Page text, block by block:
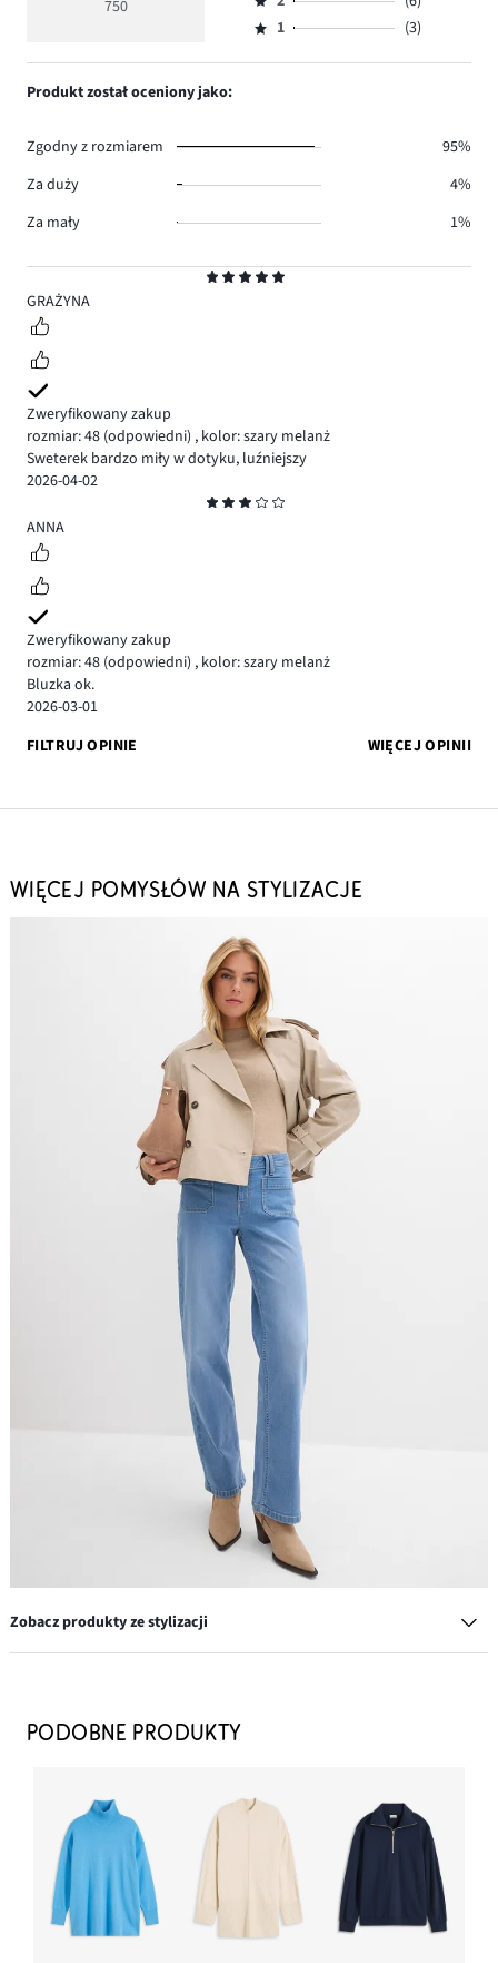
5
GRAŻYNA
Zweryfikowany zakup
rozmiar: 48 (odpowiedni) , kolor: szary melanż
Sweterek bardzo miły w dotyku, luźniejszy
2026-04-02
3
ANNA
Zweryfikowany zakup
rozmiar: 48 (odpowiedni) , kolor: szary melanż
Bluzka ok.
2026-03-01
FILTRUJ OPINIE
WIĘCEJ OPINII
750
670.
głosów
3,
ilość
Ocena
2,
Ocena
1,
1 (3)
Produkt został oceniony jako:
Zgodny z rozmiarem
95%
Za duży
4%
Za mały
1%
WIĘCEJ POMYSŁÓW NA STYLIZACJE
Zobacz produkty ze stylizacji
219,99 zł
Torebka ze skóry zamszowej
189,99 zł
DODAJ DO KOSZYKA
Dżinsy straight, mid waist
64,99 zł
PODOBNE PRODUKTY